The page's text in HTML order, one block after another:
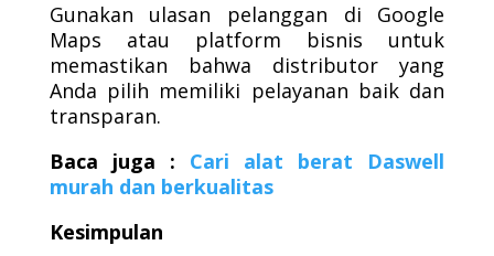
Gunakan ulasan pelanggan di Google
Maps atau platform bisnis untuk
memastikan bahwa distributor yang
Anda pilih memiliki pelayanan baik dan
transparan.
Baca juga : Cari alat berat Daswell
murah dan berkualitas
Kesimpulan